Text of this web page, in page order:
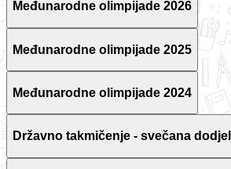
Međunarodne olimpijade 2026
Međunarodne olimpijade 2025
Međunarodne olimpijade 2024
Državno takmičenje - svečana